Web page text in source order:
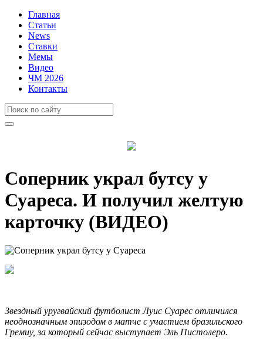
Главная
Статьи
News
Ставки
Мемы
Видео
ЧМ 2026
Контакты
Соперник украл бутсу у
Суареса. И получил желтую
карточку (ВИДЕО)
Звездный уругвайский футболист Луис Суарес отличился
неоднозначным эпизодом в матче с участием бразильского
Гремиу, за который сейчас выступает Эль Пистолеро.